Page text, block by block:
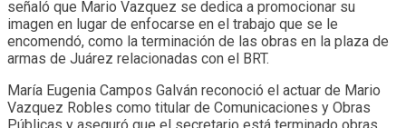
señaló que Mario Vazquez se dedica a promocionar su
imagen en lugar de enfocarse en el trabajo que se le
encomendó, como la terminación de las obras en la plaza de
armas de Juárez relacionadas con el BRT.
María Eugenia Campos Galván reconoció el actuar de Mario
Vazquez Robles como titular de Comunicaciones y Obras